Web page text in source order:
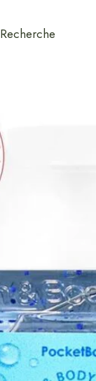
Recherche